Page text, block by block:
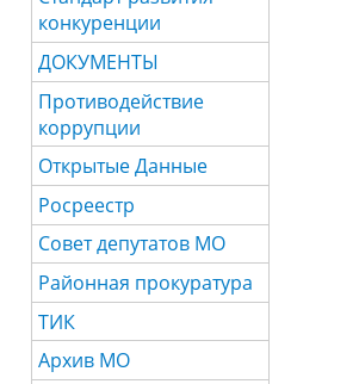
конкуренции
ДОКУМЕНТЫ
Противодействие
коррупции
Открытые Данные
Росреестр
Совет депутатов МО
Районная прокуратура
ТИК
Архив МО